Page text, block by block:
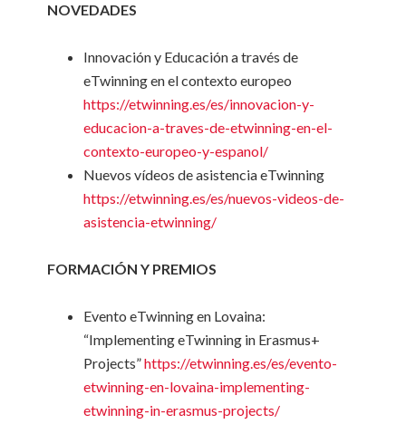
NOVEDADES
Innovación y Educación a través de
eTwinning en el contexto europeo
https://etwinning.es/es/innovacion-y-
educacion-a-traves-de-etwinning-en-el-
contexto-europeo-y-espanol/
Nuevos vídeos de asistencia eTwinning
https://etwinning.es/es/nuevos-videos-de-
asistencia-etwinning/
FORMACIÓN Y PREMIOS
Evento eTwinning en Lovaina:
“Implementing eTwinning in Erasmus+
Projects”https://etwinning.es/es/evento-
etwinning-en-lovaina-implementing-
etwinning-in-erasmus-projects/